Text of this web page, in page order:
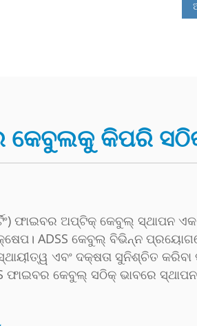
କେବୁଲକୁ କିପରି
ଫାଇବର ଅପ୍ଟିକ୍ କେବୁଲ୍ ସ୍ଥାପନ
ADSS କେବୁଲ୍ ବିଭିନ୍ନ
ଏବଂ ଦକ୍ଷତା ସୁନିଶ୍ଚିତ
ଫାଇବର କେବୁଲ୍ ସଠିକ୍ ଭାବରେ